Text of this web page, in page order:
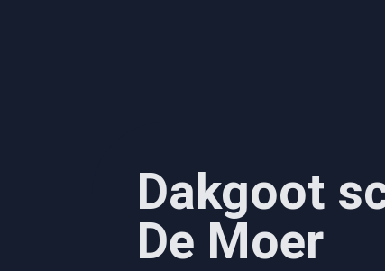
Dakgoot
De Moer